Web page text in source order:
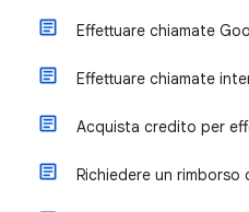
Effettuare chiamate
Effettuare chiamate
Acquista credito per
Richiedere un rimborso